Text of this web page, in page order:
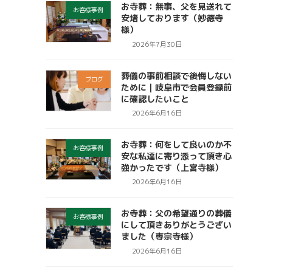
お客様事例
お寺葬：無事、父を見送れて
安堵しております（妙徳寺
様）
2026年7月30日
ブログ
葬儀の事前相談で後悔しない
ために｜岐阜市で会員登録前
に確認したいこと
2026年6月16日
お客様事例
お寺葬：何をして良いのか不
安な私達に寄り添って頂き心
強かったです（上宮寺様）
2026年6月16日
お客様事例
お寺葬：父の希望通りの葬儀
にして頂きありがとうござい
ました（専宗寺様）
2026年6月16日